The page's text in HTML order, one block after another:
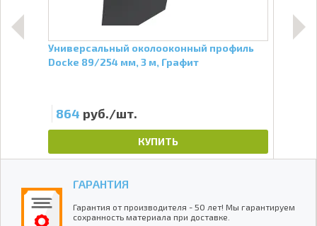
Универсальный околооконный профиль
Docke 89/254 мм, 3 м, Графит
864 руб./шт.
КУПИТЬ
ГАРАНТИЯ
Гарантия от производителя - 50 лет! Мы гарантируем
сохранность материала при доставке.